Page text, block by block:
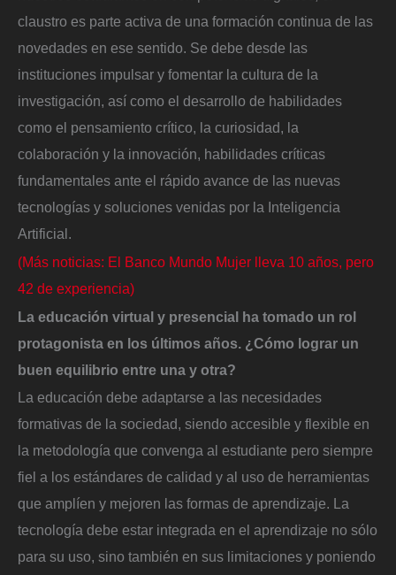
claustro es parte activa de una formación continua de las
novedades en ese sentido. Se debe desde las
instituciones impulsar y fomentar la cultura de la
investigación, así como el desarrollo de habilidades
como el pensamiento crítico, la curiosidad, la
colaboración y la innovación, habilidades críticas
fundamentales ante el rápido avance de las nuevas
tecnologías y soluciones venidas por la Inteligencia
Artificial.
(Más noticias: El Banco Mundo Mujer lleva 10 años, pero
42 de experiencia)
La educación virtual y presencial ha tomado un rol
protagonista en los últimos años. ¿Cómo lograr un
buen equilibrio entre una y otra?
La educación debe adaptarse a las necesidades
formativas de la sociedad, siendo accesible y flexible en
la metodología que convenga al estudiante pero siempre
fiel a los estándares de calidad y al uso de herramientas
que amplíen y mejoren las formas de aprendizaje. La
tecnología debe estar integrada en el aprendizaje no sólo
para su uso, sino también en sus limitaciones y poniendo